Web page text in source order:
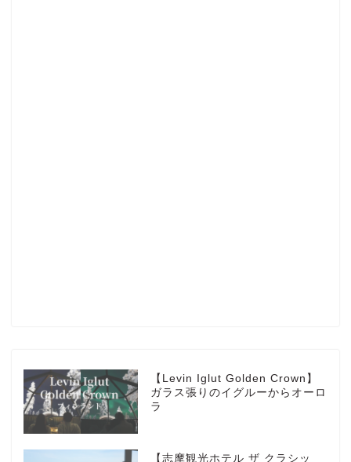
【Levin Iglut Golden Crown】
ガラス張りのイグルーからオーロ
ラ
【志摩観光ホテル ザ クラシッ
HOTEL